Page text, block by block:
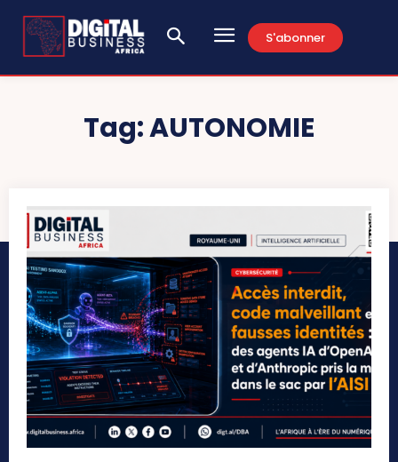
S'abonner
Tag:AUTONOMIE